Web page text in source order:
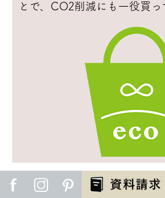
とで、CO2削減にも一役買っ
下記は弊社で新築計画中のお